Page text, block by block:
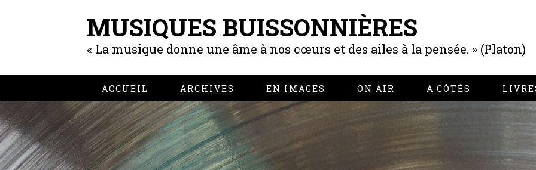
MUSIQUES BUISSONNIÈRES
« La musique donne une âme à nos cœurs et des ailes à la pensée. » (Platon)
ACCUEIL ARCHIVES EN IMAGES ON AIR A CÔTÉS